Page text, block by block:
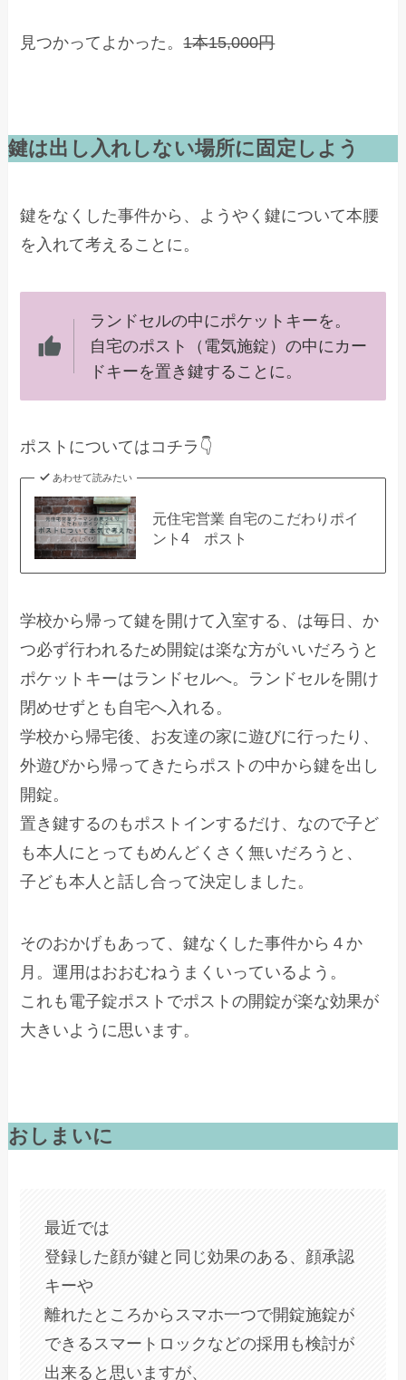
見つかってよかった。1本15,000円
鍵は出し入れしない場所に固定しよう
鍵をなくした事件から、ようやく鍵について本腰
を入れて考えることに。
ランドセルの中にポケットキーを。
自宅のポスト（電気施錠）の中にカー
ドキーを置き鍵することに。
ポストについてはコチラ👇
あわせて読みたい
元住宅営業 自宅のこだわりポイ
ント4 ポスト
学校から帰って鍵を開けて入室する、は毎日、か
つ必ず行われるため開錠は楽な方がいいだろうと
ポケットキーはランドセルへ。ランドセルを開け
閉めせずとも自宅へ入れる。
学校から帰宅後、お友達の家に遊びに行ったり、
外遊びから帰ってきたらポストの中から鍵を出し
開錠。
置き鍵するのもポストインするだけ、なので子ど
も本人にとってもめんどくさく無いだろうと、
子ども本人と話し合って決定しました。
そのおかげもあって、鍵なくした事件から４か
月。運用はおおむねうまくいっているよう。
これも電子錠ポストでポストの開錠が楽な効果が
大きいように思います。
おしまいに
最近では
登録した顔が鍵と同じ効果のある、顔承認
キーや
離れたところからスマホ一つで開錠施錠が
できるスマートロックなどの採用も検討が
出来ると思いますが、